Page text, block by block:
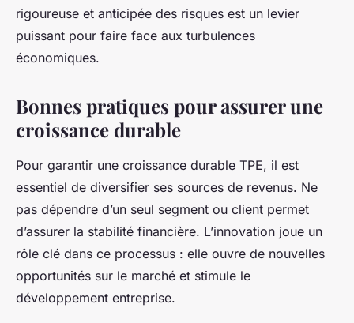
rigoureuse et anticipée des risques est un levier
puissant pour faire face aux turbulences
économiques.
Bonnes pratiques pour assurer une
croissance durable
Pour garantir une croissance durable TPE, il est
essentiel de diversifier ses sources de revenus. Ne
pas dépendre d’un seul segment ou client permet
d’assurer la stabilité financière. L’innovation joue un
rôle clé dans ce processus : elle ouvre de nouvelles
opportunités sur le marché et stimule le
développement entreprise.